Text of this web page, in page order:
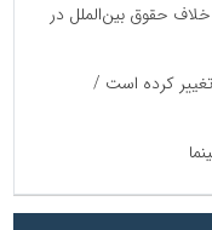
حقوق بین‌الملل در
کرده است /